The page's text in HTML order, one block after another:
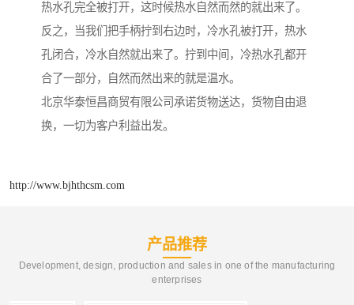
热水孔完全被打开，这时候热水自然而然的就出来了。
反之，当我们把手柄拧到右边时，冷水孔被打开，热水
孔闭合，冷水自然就出来了。拧到中间，冷热水孔都开
合了一部分，自然而然出来的就是温水。
北京华泰恒昌商贸有限公司承诺货物送达，货物自由退
换，一切为客户利益出发。
http://www.bjhthcsm.com
产品推荐
Development, design, production and sales in one of the manufacturing
enterprises